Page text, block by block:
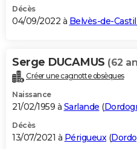
S'inscrire
Se connecter
Lycées
Collèges
Primaires
Universités
Entreprises
Service militaire
Avis de recherche
AVIS DE DÉCÈS
Bricolage
Lifestyle
Culture
Sport
Auto
Television
Voyage
Cinema
Décès
04/09/2022 à Belvès-de-
Serge DUCAMUS (62
Créer une cagnotte obsèques
Naissance
21/02/1959 à Sarlande (
Décès
13/07/2021 à Périgueux(